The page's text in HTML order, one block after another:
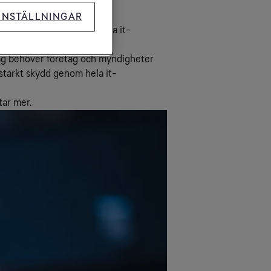
förebygga och upptäcka it-
behöver företag och myndigheter
skydd genom hela it-
mer.